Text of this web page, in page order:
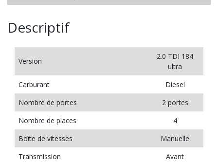
Descriptif
Version
2.0 TDI 184
ultra
Carburant
Diesel
Nombre de portes
2 portes
Nombre de places
4
Boîte de vitesses
Manuelle
Transmission
Avant